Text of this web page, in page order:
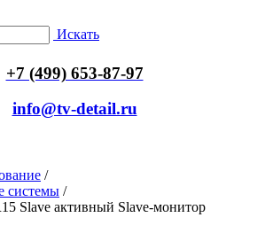
Искать
+7 (499) 653-87-97
info@tv-detail.ru
/
системы /
Slave активный Slave-монитор